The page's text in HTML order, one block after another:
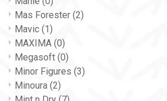
Mas Forester (2)
Mavic (1)
MAXIMA (0)
Megasoft (0)
Minor Figures (3)
Minoura (2)